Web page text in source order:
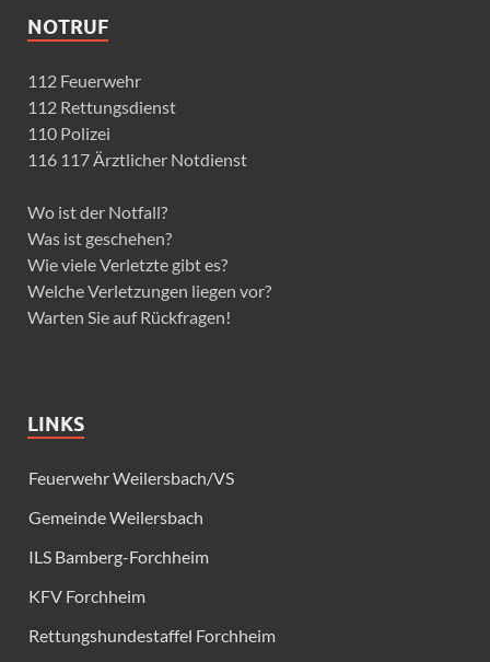
NOTRUF
112 Feuerwehr
112 Rettungsdienst
110 Polizei
116 117 Ärztlicher Notdienst
Wo ist der Notfall?
Was ist geschehen?
Wie viele Verletzte gibt es?
Welche Verletzungen liegen vor?
Warten Sie auf Rückfragen!
LINKS
Feuerwehr Weilersbach/VS
Gemeinde Weilersbach
ILS Bamberg-Forchheim
KFV Forchheim
Rettungshundestaffel Forchheim